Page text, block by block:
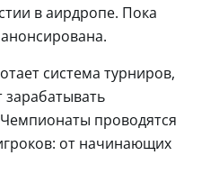
в аирдропе. Пока
система турниров,
зарабатывать
проводятся
от начинающих